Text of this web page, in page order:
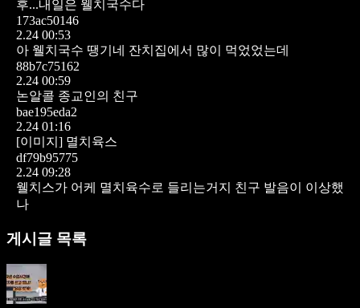
후...내일은 웰치국수다
173ac50146
2.24 00:53
아 웰치국수 땡기네 잔치집에서 많이 먹었었는데
88b7c75162
2.24 00:59
논알콜 종교인의 친구
bae195eda2
2.24 01:16
[이미지] 멸치육스
df79b95775
2.24 09:28
웰치스가 어케 멸치육수로 들리는거지
친구 발음이 이상했
나
게시글 목록